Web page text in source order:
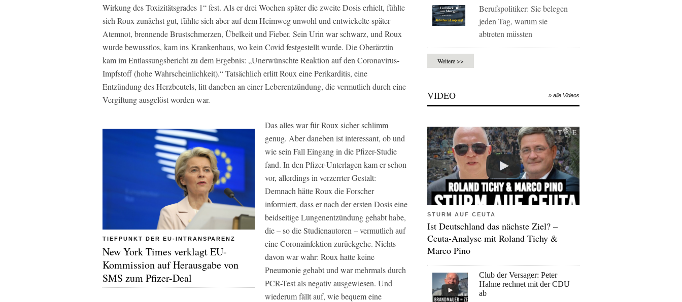
Wirkung des Toxizitätsgrades 1“ fest. Als er drei Wochen später die zweite Dosis erhielt, fühlte
sich Roux zunächst gut, fühlte sich aber auf dem Heimweg unwohl und entwickelte später
Atemnot, brennende Brustschmerzen, Übelkeit und Fieber. Sein Urin war schwarz, und Roux
wurde bewusstlos, kam ins Krankenhaus, wo kein Covid festgestellt wurde. Die Oberärztin
kam im Entlassungsbericht zu dem Ergebnis: „Unerwünschte Reaktion auf den Coronavirus-
Impfstoff (hohe Wahrscheinlichkeit).“ Tatsächlich erlitt Roux eine Perikarditis, eine
Entzündung des Herzbeutels, litt daneben an einer Leberentzündung, die vermutlich durch eine
Vergiftung ausgelöst worden war.
TIEFPUNKT DER EU-INTRANSPARENZ
New York Times verklagt EU-
Kommission auf Herausgabe von
SMS zum Pfizer-Deal
Das alles war für Roux sicher schlimm
genug. Aber daneben ist interessant, ob und
wie sein Fall Eingang in die Pfizer-Studie
fand. In den Pfizer-Unterlagen kam er schon
vor, allerdings in verzerrter Gestalt:
Demnach hätte Roux die Forscher
informiert, dass er nach der ersten Dosis eine
beidseitige Lungenentzündung gehabt habe,
die – so die Studienautoren – vermutlich auf
eine Coronainfektion zurückgehe. Nichts
davon war wahr: Roux hatte keine
Pneumonie gehabt und war mehrmals durch
PCR-Test als negativ ausgewiesen. Und
wiederum fällt auf, wie bequem eine
Berufspolitiker: Sie belegen
jeden Tag, warum sie
abtreten müssten
Weitere >>
VIDEO » alle Videos
STURM AUF CEUTA
Ist Deutschland das nächste Ziel? –
Ceuta-Analyse mit Roland Tichy &
Marco Pino
Club der Versager: Peter
Hahne rechnet mit der CDU
ab